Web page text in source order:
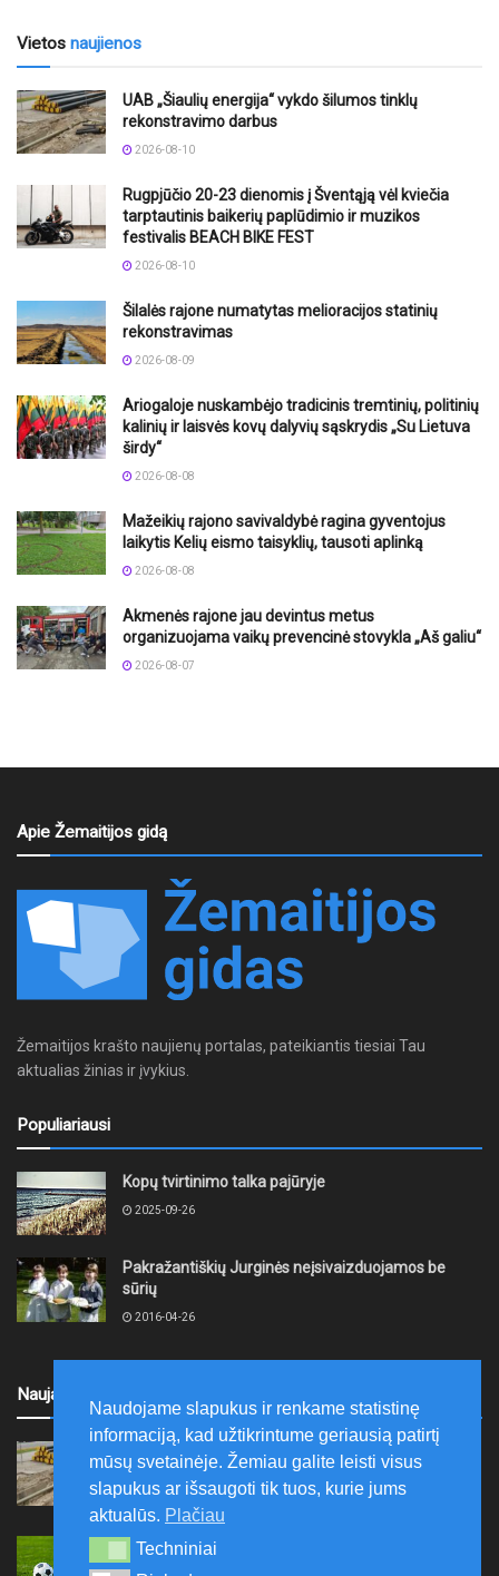
Vietos naujienos
UAB „Šiaulių energija“ vykdo šilumos tinklų
rekonstravimo darbus
2026-08-10
Rugpjūčio 20-23 dienomis į Šventąją vėl kviečia
tarptautinis baikerių paplūdimio ir muzikos
festivalis BEACH BIKE FEST
2026-08-10
Šilalės rajone numatytas melioracijos statinių
rekonstravimas
2026-08-09
Ariogaloje nuskambėjo tradicinis tremtinių, politinių
kalinių ir laisvės kovų dalyvių sąskrydis „Su Lietuva
širdy“
2026-08-08
Mažeikių rajono savivaldybė ragina gyventojus
laikytis Kelių eismo taisyklių, tausoti aplinką
2026-08-08
Akmenės rajone jau devintus metus
organizuojama vaikų prevencinė stovykla „Aš galiu“
2026-08-07
Apie Žemaitijos gidą
Žemaitijos krašto naujienų portalas, pateikiantis tiesiai Tau
aktualias žinias ir įvykius.
Populiariausi
Kopų tvirtinimo talka pajūryje
2025-09-26
Pakražantiškių Jurginės neįsivaizduojamos be
sūrių
2016-04-26
Naujausi
UAB „Šiaulių energija“ vykdo šilumos tinklų
rekonstravimo darbus
Saulės miesto atstovai kils į kovą su naujuoju
strategu Dovydu Lastausku
Naudojame slapukus ir renkame statistinę
informaciją, kad užtikrintume geriausią patirtį
mūsų svetainėje. Žemiau galite leisti visus
slapukus ar išsaugoti tik tuos, kurie jums
aktualūs. Plačiau
Techniniai
Techniniai